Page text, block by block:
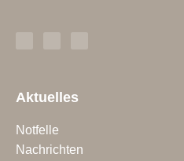
Aktuelles
Notfelle
Nachrichten